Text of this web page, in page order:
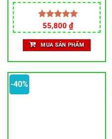
các loại xe, kính chiếu hậu
Được xếp
hạng5.00
5 sao
55,800 ₫
MUA SẢN PHẨM
-40%